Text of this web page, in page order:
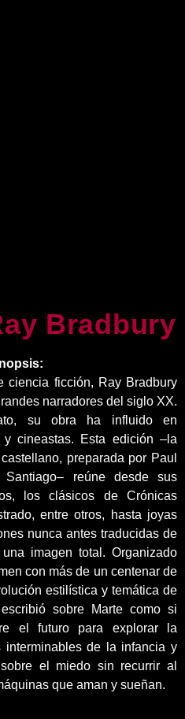
Bradbury
ciencia ficción, Ray Bradbury
narradores del siglo XX.
su obra ha influido en
cineastas. Esta edición –la
preparada por Paul
reúne desde sus
los clásicos de Crónicas
entre otros, hasta joyas
nunca antes traducidas de
imagen total. Organizado
con más de un centenar de
estilística y temática de
sobre Marte como si
el futuro para explorar la
interminables de la infancia y
el miedo sin recurrir al
que aman y sueñan.